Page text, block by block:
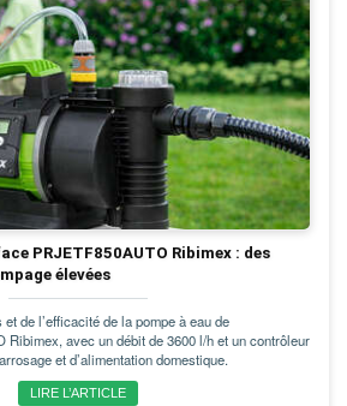
PRJETF850AUTO Ribimex : des
élevées
de l’efficacité de la pompe à eau de
Ribimex, avec un débit de 3600 l/h et un contrôleur
et d’alimentation domestique.
LIRE L’ARTICLE